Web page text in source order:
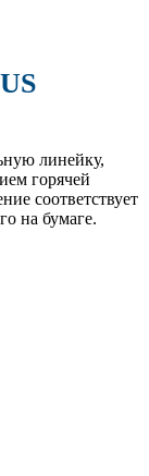
линейку,
горячей
соответствует
на бумаге.